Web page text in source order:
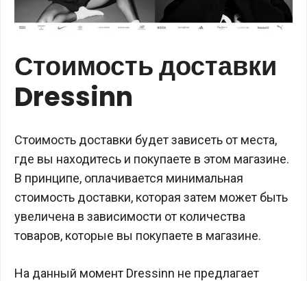
Стоимость доставки
Dressinn
Стоимость доставки будет зависеть от места,
где вы находитесь и покупаете в этом магазине.
В принципе, оплачивается минимальная
стоимость доставки, которая затем может быть
увеличена в зависимости от количества
товаров, которые вы покупаете в магазине.
На данный момент Dressinn не предлагает